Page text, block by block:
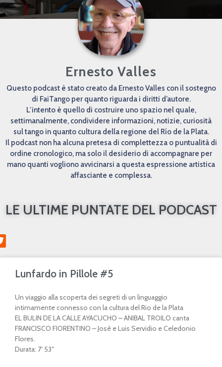
Ernesto Valles
Questo podcast è stato creato da Ernesto Valles con il sostegno
di FaiTango per quanto riguarda i diritti d’autore.
L’intento è quello di costruire uno spazio nel quale,
settimanalmente, condividere informazioni, notizie, curiosità
sul tango in quanto cultura della regione del Río de la Plata.
Il podcast non ha alcuna pretesa di complettezza o puntualità di
ordine cronologico, ma solo il desiderio di accompagnare per
mano quanti vogliono avvicinarsi a questa espressione artistica
affasciante e complessa.
LE ULTIME PUNTATE DEL PODCAST
Lunfardo in Pillole #5
Un viaggio alla scoperta dei segreti di un linguaggio
intimamente connesso con la cultura del Rio de la Plata
EL BULIN DE LA CALLE AYACUCHO – ANIBAL TROILO canta
FRANCISCO FIORENTINO – José e Luis Servidio e Celedonio
Flores.
Durata: 7′ 53″